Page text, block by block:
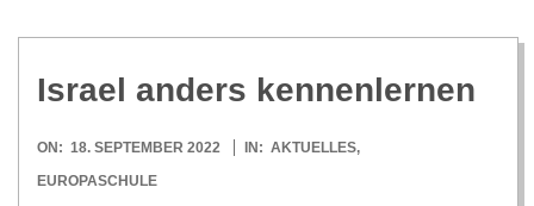
O
N
O
Israel anders kennenlernen
2022-
09-
ON: 18. SEPTEMBER 2022 IN: AKTUELLES,
EUROPASCHULE